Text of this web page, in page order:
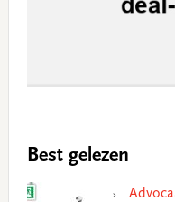
Best gelezen